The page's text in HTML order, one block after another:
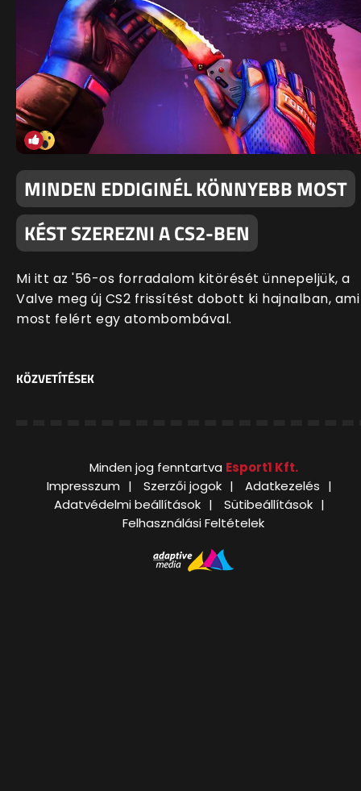
MINDEN EDDIGINÉL KÖNNYEBB MOST
KÉST SZEREZNI A CS2-BEN
Mi itt az '56-os forradalom kitörését ünnepeljük, a
Valve meg új CS2 frissítést dobott ki hajnalban, ami
most felért egy atombombával.
KÖZVETÍTÉSEK
Minden jog fenntartva Esport1 Kft.
Impresszum
Szerzői jogok
Adatkezelés
Adatvédelmi beállítások
Sütibeállítások
Felhasználási Feltételek